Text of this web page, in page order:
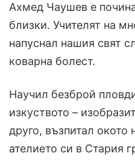
Ахмед Чаушев е
близки. Учителят на
напуснал нашия свят
коварна болест.
Научил безброй
изкуството –
друго, възпитал окото
ателието си в Стария